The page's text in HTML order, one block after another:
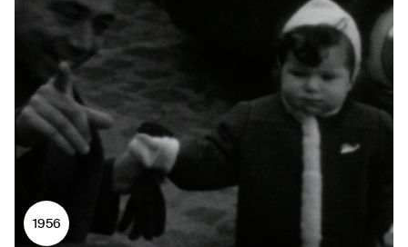
1956